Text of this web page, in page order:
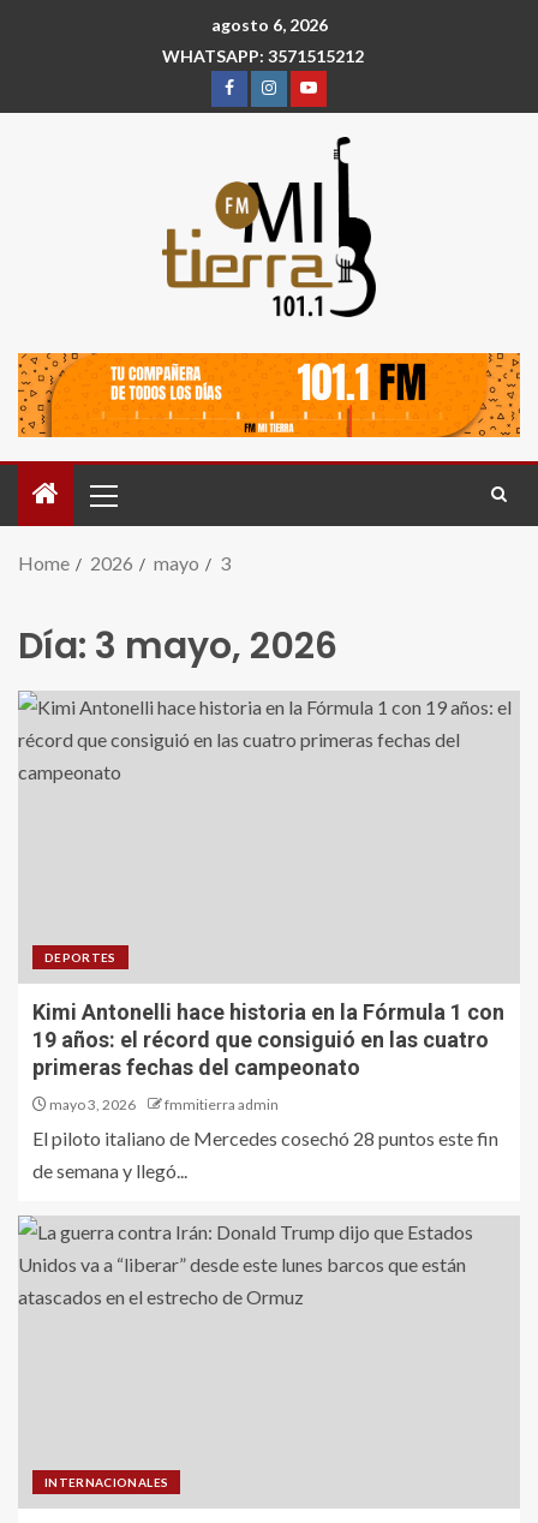
agosto 6, 2026
WHATSAPP: 3571515212
Home 2026 mayo 3
Día: 3 mayo, 2026
DEPORTES
Kimi Antonelli hace historia en la Fórmula 1 con
19 años: el récord que consiguió en las cuatro
primeras fechas del campeonato
mayo 3, 2026 fmmitierra admin
El piloto italiano de Mercedes cosechó 28 puntos este fin
de semana y llegó...
INTERNACIONALES